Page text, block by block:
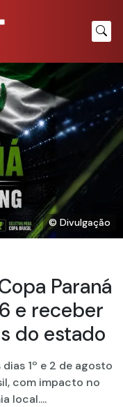
© Divulgação
Paraná
e receber
do estado
1º e 2 de agosto
com impacto no
local....